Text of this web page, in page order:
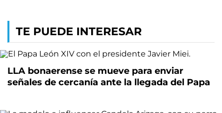
TE PUEDE INTERESAR
LLA bonaerense se mueve para enviar
señales de cercanía ante la llegada del Papa